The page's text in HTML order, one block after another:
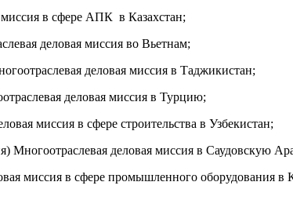
миссия в сфере АПК в Казахстан;
деловая миссия во Вьетнам;
деловая миссия в Таджикистан;
деловая миссия в Турцию;
миссия в сфере строительства в Узбекистан;
Многоотраслевая деловая миссия в Саудовскую
миссия в сфере промышленного оборудования в